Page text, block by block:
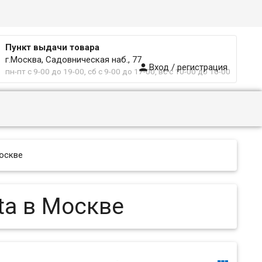
Вход / регистрация
Пункт выдачи товара
г.Москва, Садовническая наб., 77
пн-пт с 9-00 до 19-00, сб с 9-00 до 17-00, вс с 10-00 до 16-00
в Москве